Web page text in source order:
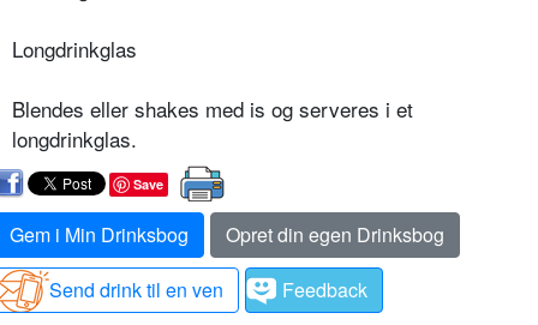
Longdrinkglas
Blendes eller shakes med is og serveres i et
longdrinkglas.
Save
Gem i Min Drinksbog
Opret din egen Drinksbog
Send drink til en ven
Feedback